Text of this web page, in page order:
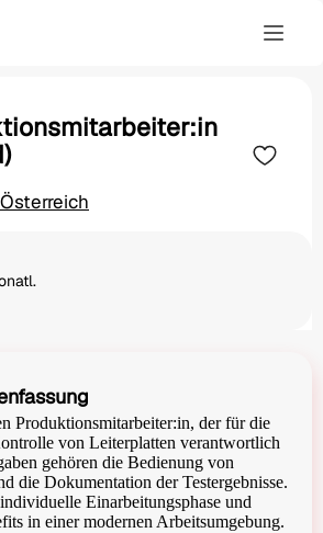
Produktionsmitarbeiter:in, der für die
von Leiterplatten verantwortlich
gehören die Bedienung von
die Dokumentation der Testergebnisse.
Einarbeitungsphase und
in einer modernen Arbeitsumgebung.